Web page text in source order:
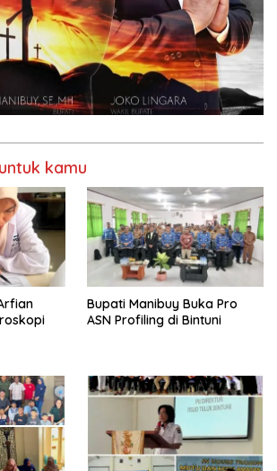
kamu
Bupati Manibuy Buka Pro
ASN Profiling di Bintuni